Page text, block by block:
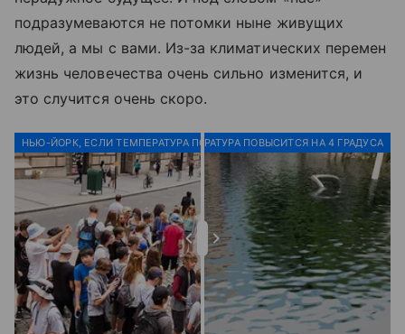
подразумеваются не потомки ныне живущих
людей, а мы с вами. Из-за климатических перемен
жизнь человечества очень сильно изменится, и
это случится очень скоро.
НЬЮ-ЙОРК, ЕСЛИ ТЕМПЕРАТУРА ПОВЫСИТСЯ НА 2 ГРАДУСА
НЬЮ-ЙОРК, ЕСЛИ ТЕМПЕРАТУРА ПОВЫСИТСЯ НА 4 ГРАДУСА